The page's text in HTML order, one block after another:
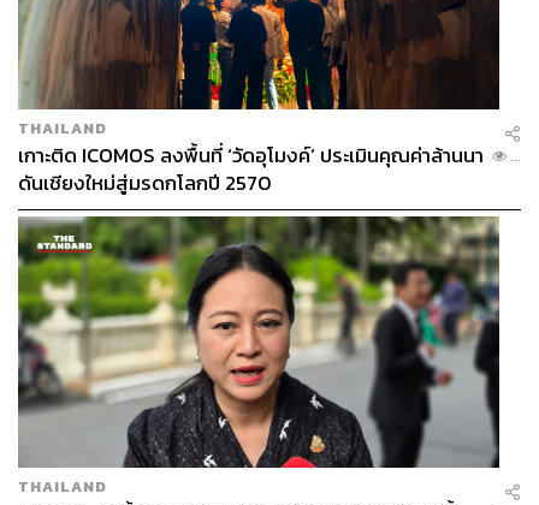
THAILAND
เกาะติด ICOMOS ลงพื้นที่ ‘วัดอุโมงค์’ ประเมินคุณค่าล้านนา
ดันเชียงใหม่สู่มรดกโลกปี 2570
...
THAILAND